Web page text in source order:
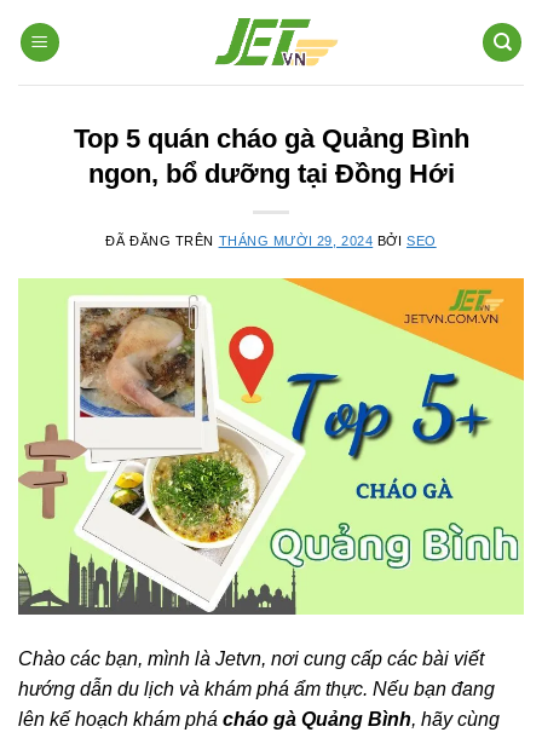
đến
Top 5 quán cháo gà Quảng Bình
ngon, bổ dưỡng tại Đồng Hới
ĐÃ ĐĂNG TRÊN THÁNG MƯỜI 29, 2024 BỞISEO
Chào các bạn, mình là Jetvn, nơi cung cấp các bài viết
hướng dẫn du lịch và khám phá ẩm thực. Nếu bạn đang
lên kế hoạch khám phá cháo gà Quảng Bình, hãy cùng